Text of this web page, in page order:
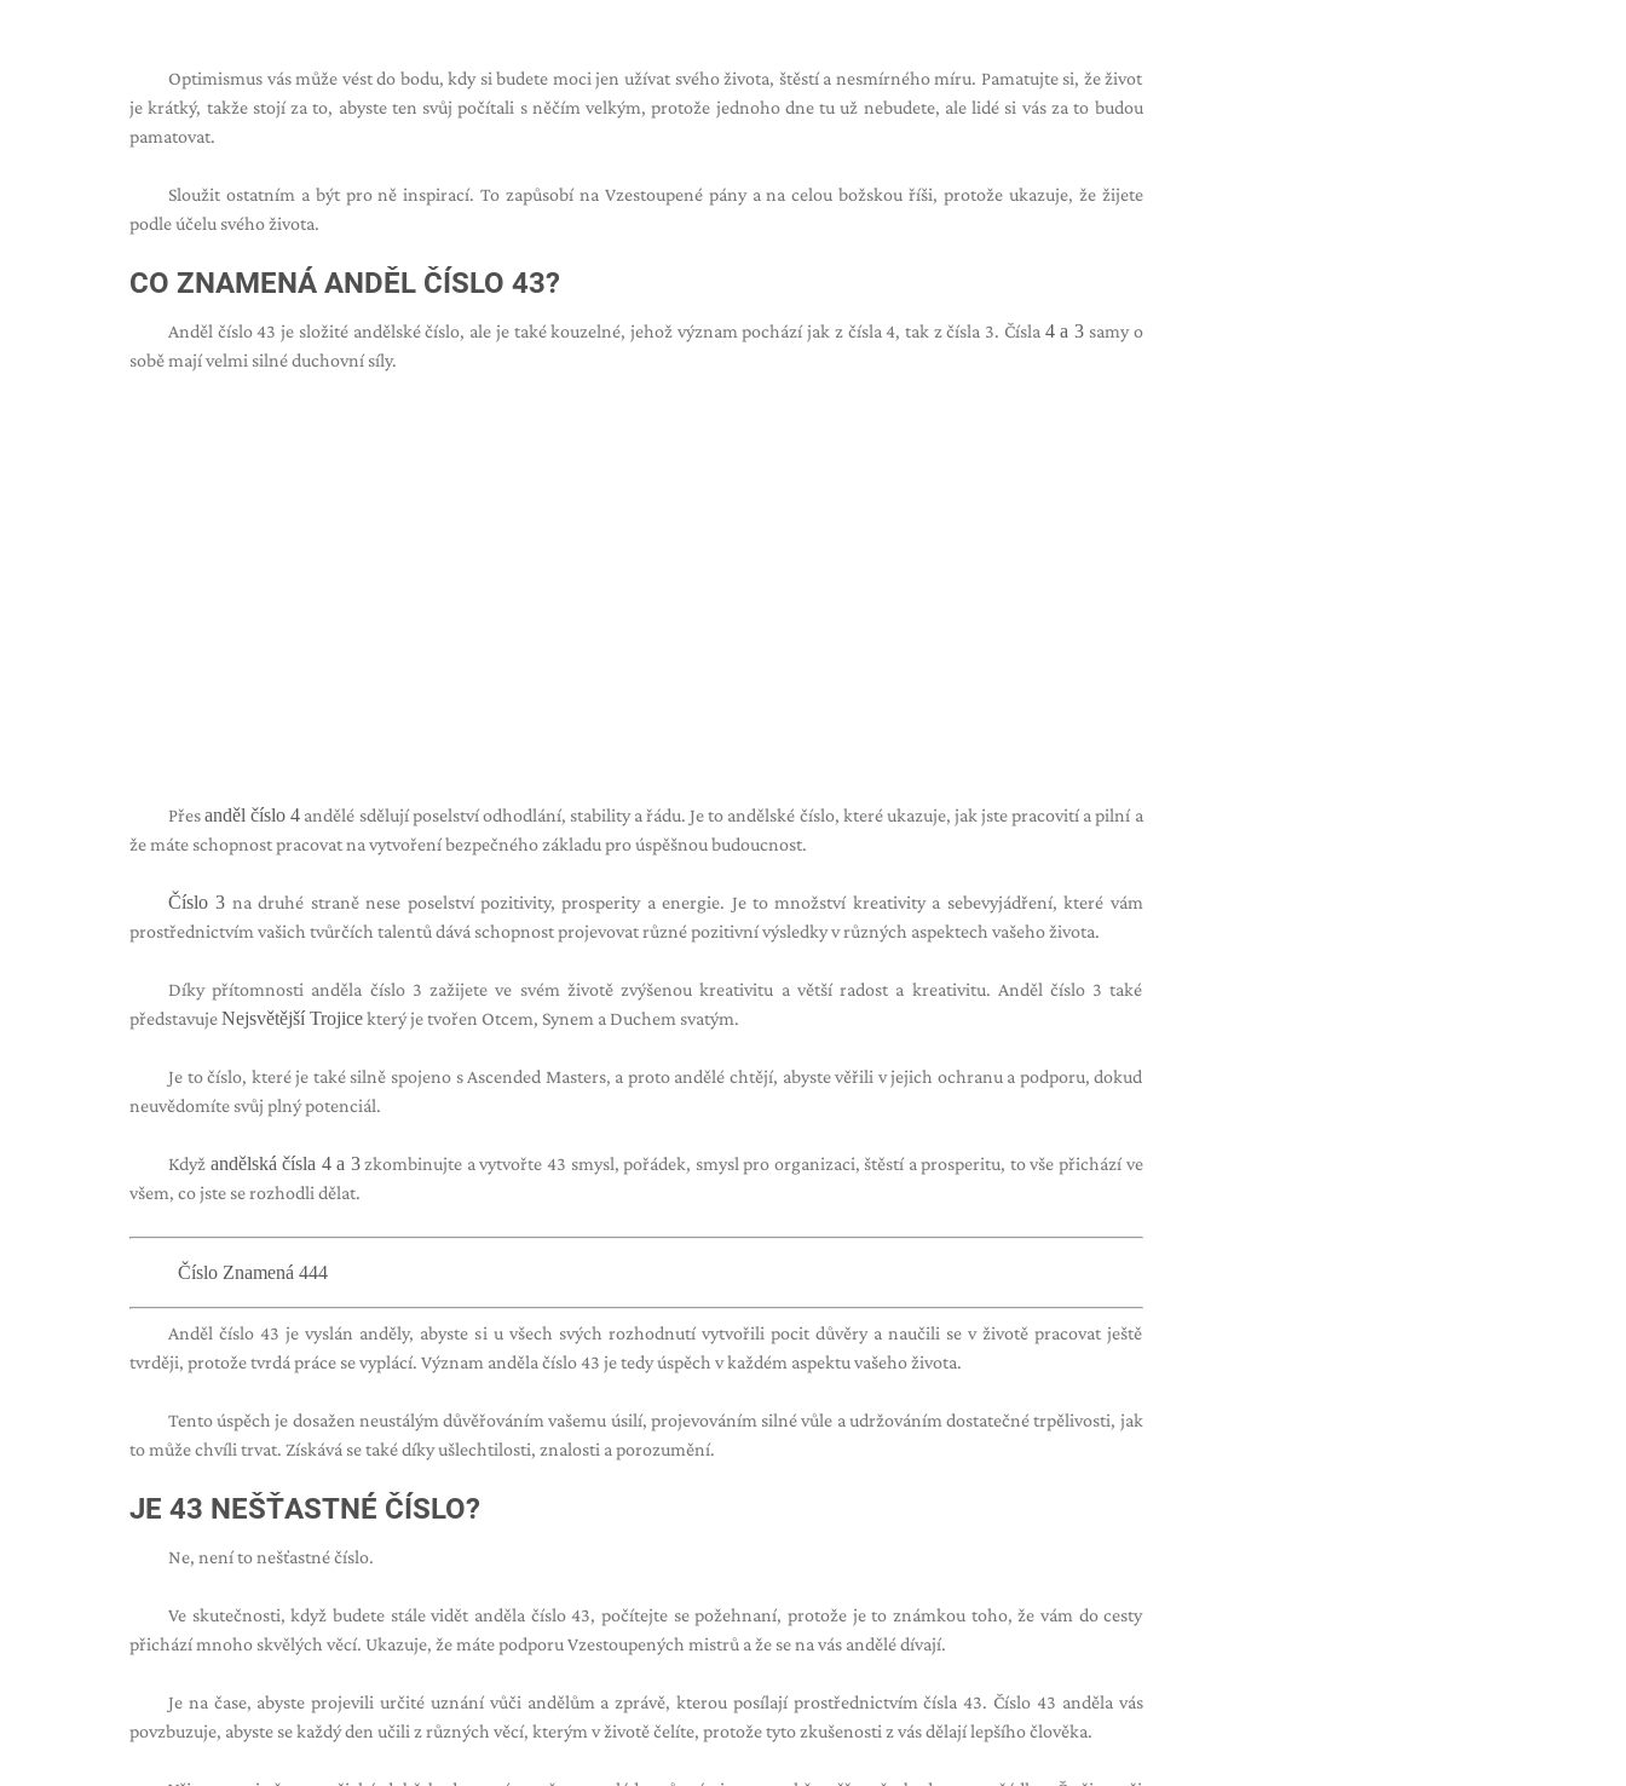
Optimismus vás může vést do bodu, kdy si budete moci jen užívat svého života, štěstí a nesmírného míru. Pamatujte si, že život
je krátký, takže stojí za to, abyste ten svůj počítali s něčím velkým, protože jednoho dne tu už nebudete, ale lidé si vás za to budou
pamatovat.
Sloužit ostatním a být pro ně inspirací. To zapůsobí na Vzestoupené pány a na celou božskou říši, protože ukazuje, že žijete
podle účelu svého života.
CO ZNAMENÁ ANDĚL ČÍSLO 43?
Anděl číslo 43 je složité andělské číslo, ale je také kouzelné, jehož význam pochází jak z čísla 4, tak z čísla 3. Čísla 4 a 3 samy o
sobě mají velmi silné duchovní síly.
Přesanděl číslo 4 andělé sdělují poselství odhodlání, stability a řádu. Je to andělské číslo, které ukazuje, jak jste pracovití a pilní a
že máte schopnost pracovat na vytvoření bezpečného základu pro úspěšnou budoucnost.
Číslo 3 na druhé straně nese poselství pozitivity, prosperity a energie. Je to množství kreativity a sebevyjádření, které vám
prostřednictvím vašich tvůrčích talentů dává schopnost projevovat různé pozitivní výsledky v různých aspektech vašeho života.
Díky přítomnosti anděla číslo 3 zažijete ve svém životě zvýšenou kreativitu a větší radost a kreativitu. Anděl číslo 3 také
představujeNejsvětější Trojicekterý je tvořen Otcem, Synem a Duchem svatým.
Je to číslo, které je také silně spojeno s Ascended Masters, a proto andělé chtějí, abyste věřili v jejich ochranu a podporu, dokud
neuvědomíte svůj plný potenciál.
Když andělská čísla 4 a 3zkombinujte a vytvořte 43 smysl, pořádek, smysl pro organizaci, štěstí a prosperitu, to vše přichází ve
všem, co jste se rozhodli dělat.
Číslo Znamená 444
Anděl číslo 43 je vyslán anděly, abyste si u všech svých rozhodnutí vytvořili pocit důvěry a naučili se v životě pracovat ještě
tvrději, protože tvrdá práce se vyplácí. Význam anděla číslo 43 je tedy úspěch v každém aspektu vašeho života.
Tento úspěch je dosažen neustálým důvěřováním vašemu úsilí, projevováním silné vůle a udržováním dostatečné trpělivosti, jak
to může chvíli trvat. Získává se také díky ušlechtilosti, znalosti a porozumění.
JE 43 NEŠŤASTNÉ ČÍSLO?
Ne, není to nešťastné číslo.
Ve skutečnosti, když budete stále vidět anděla číslo 43, počítejte se požehnaní, protože je to známkou toho, že vám do cesty
přichází mnoho skvělých věcí. Ukazuje, že máte podporu Vzestoupených mistrů a že se na vás andělé dívají.
Je na čase, abyste projevili určité uznání vůči andělům a zprávě, kterou posílají prostřednictvím čísla 43. Číslo 43 anděla vás
povzbuzuje, abyste se každý den učili z různých věcí, kterým v životě čelíte, protože tyto zkušenosti z vás dělají lepšího člověka.